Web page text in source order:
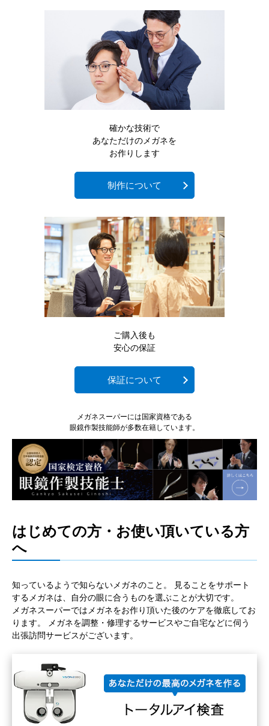
確かな技術で
あなただけのメガネを
お作りします
制作について
ご購入後も
安心の保証
保証について
メガネスーパーには国家資格である
眼鏡作製技能師が多数在籍しています。
はじめての方・お使い頂いている方
へ
知っているようで知らないメガネのこと。 見ることをサポート
するメガネは、自分の眼に合うものを選ぶことが大切です。
メガネスーパーではメガネをお作り頂いた後のケアを徹底してお
ります。 メガネを調整・修理するサービスやご自宅などに伺う
出張訪問サービスがございます。